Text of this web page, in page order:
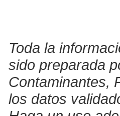
Toda la
sido preparada
Contaminantes,
los datos